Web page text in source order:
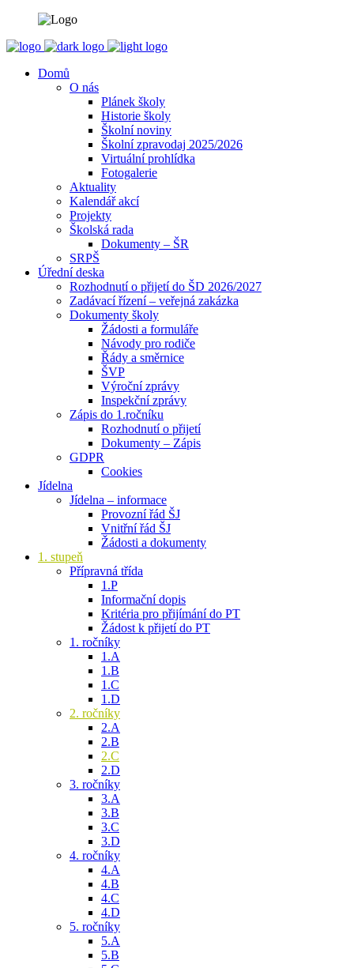
Domů
O nás
Plánek školy
Historie školy
Školní noviny
Školní zpravodaj 2025/2026
Virtuální prohlídka
Fotogalerie
Aktuality
Kalendář akcí
Projekty
Školská rada
Dokumenty – ŠR
SRPŠ
Úřední deska
Rozhodnutí o přijetí do ŠD 2026/2027
Zadávací řízení – veřejná zakázka
Dokumenty školy
Žádosti a formuláře
Návody pro rodiče
Řády a směrnice
ŠVP
Výroční zprávy
Inspekční zprávy
Zápis do 1.ročníku
Rozhodnutí o přijetí
Dokumenty – Zápis
GDPR
Cookies
Jídelna
Jídelna – informace
Provozní řád ŠJ
Vnitřní řád ŠJ
Žádosti a dokumenty
1. stupeň
Přípravná třída
1.P
Informační dopis
Kritéria pro přijímání do PT
Žádost k přijetí do PT
1. ročníky
1.A
1.B
1.C
1.D
2. ročníky
2.A
2.B
2.C
2.D
3. ročníky
3.A
3.B
3.C
3.D
4. ročníky
4.A
4.B
4.C
4.D
5. ročníky
5.A
5.B